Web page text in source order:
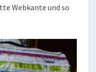
Webkante und so